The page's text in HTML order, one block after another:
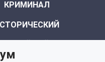
КРИМИНАЛ